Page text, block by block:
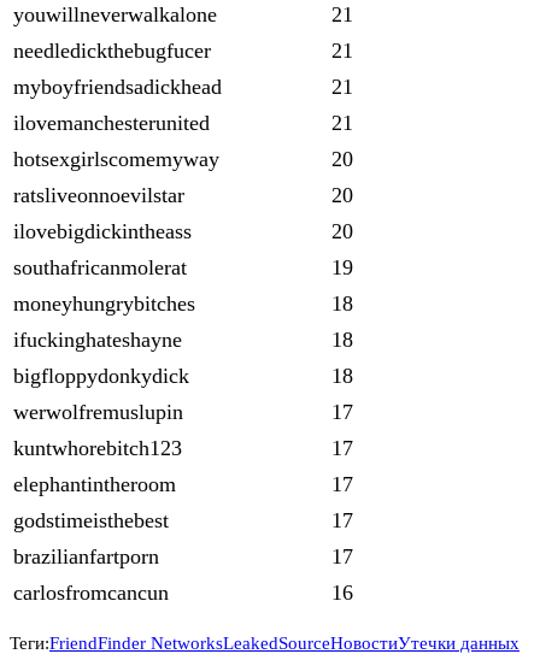
youwillneverwalkalone
21
needledickthebugfucer
21
myboyfriendsadickhead
21
ilovemanchesterunited
21
hotsexgirlscomemyway
20
ratsliveonnoevilstar
20
ilovebigdickintheass
20
southafricanmolerat
19
moneyhungrybitches
18
ifuckinghateshayne
18
bigfloppydonkydick
18
werwolfremuslupin
17
kuntwhorebitch123
17
elephantintheroom
17
godstimeisthebest
17
brazilianfartporn
17
carlosfromcancun
16
Теги:FriendFinder NetworksLeakedSourceНовостиУтечки данных